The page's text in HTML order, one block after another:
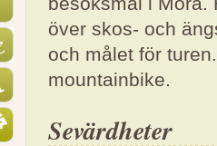
över skos- och
och målet för
mountainbike.
Sevärdheter